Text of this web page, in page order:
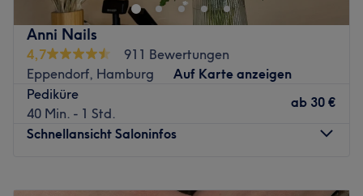
Anni Nails
4,7
911 Bewertungen
Eppendorf, Hamburg
Auf Karte anzeigen
Pediküre
40 Min. - 1 Std.
ab 30 €
Schnellansicht Saloninfos